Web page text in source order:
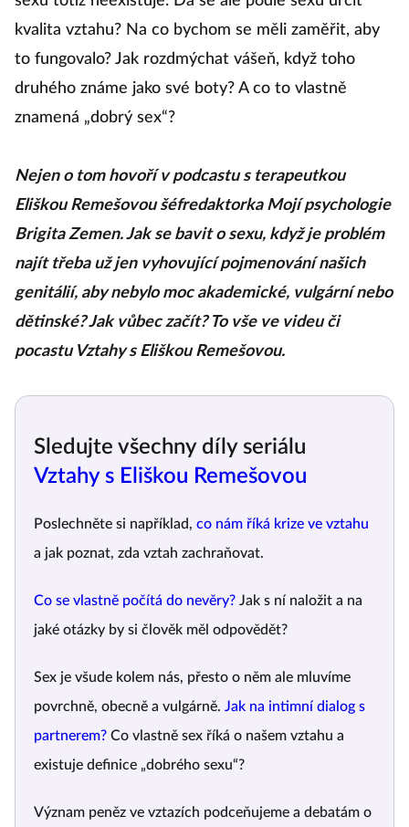
kvalita vztahu? Na co bychom se měli zaměřit, aby
to fungovalo? Jak rozdmýchat vášeň, když toho
druhého známe jako své boty? A co to vlastně
znamená „dobrý sex“?
Nejen o tom hovoří v podcastu s terapeutkou
Eliškou Remešovou šéfredaktorka Mojí psychologie
Brigita Zemen. Jak se bavit o sexu, když je problém
najít třeba už jen vyhovující pojmenování našich
genitálií, aby nebylo moc akademické, vulgární nebo
dětinské? Jak vůbec začít? To vše ve videu či
pocastu Vztahy s Eliškou Remešovou.
Sledujte všechny díly seriálu
Vztahy s Eliškou Remešovou
Poslechněte si například, co nám říká krize ve vztahu
a jak poznat, zda vztah zachraňovat.
Co se vlastně počítá do nevěry? Jak s ní naložit a na
jaké otázky by si člověk měl odpovědět?
Sex je všude kolem nás, přesto o něm ale mluvíme
povrchně, obecně a vulgárně. Jak na intimní dialog s
partnerem? Co vlastně sex říká o našem vztahu a
existuje definice „dobrého sexu“?
Význam peněz ve vztazích podceňujeme a debatám o